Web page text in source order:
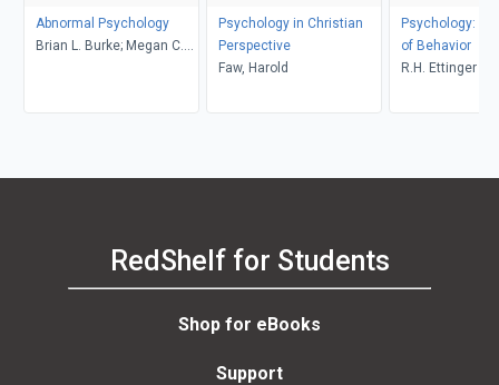
Abnormal Psychology
Brian L. Burke; Megan C.
Psychology in Christian
Perspective
Faw, Harold
Psychology:
of Behavior
R.H. Ettinger
RedShelf for Students
Shop for eBooks
Support